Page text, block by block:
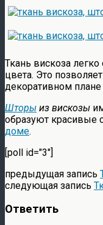
Ткань вискоза
цвета. Это
декоративном плане
Шторы из вискозы
образуют красивые
доме.
[poll id="3"]
предыдущая запись
следующая запись
Ответить